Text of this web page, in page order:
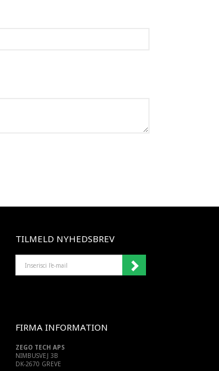
TILMELD NYHEDSBREV
MAIL
FIRMA INFORMATION
ZEGO TECH APS
NIMBUSVEJ 3B
DK-2670 GREVE